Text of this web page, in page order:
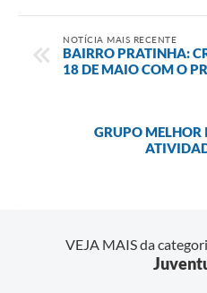
NOTÍCIA MAIS RECENTE
BAIRRO PRATINHA:
18 DE MAIO COM O
GRUPO MELHOR
VEJA MAIS da